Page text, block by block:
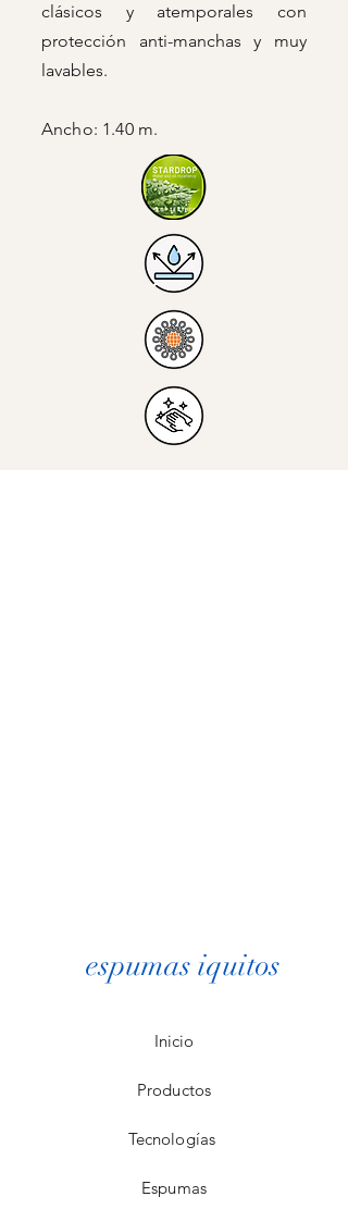
clásicos y atemporales con
protección anti-manchas y muy
lavables.
Ancho: 1.40 m.
espumas iquitos
Inicio
Productos
Tecnologías
Espumas